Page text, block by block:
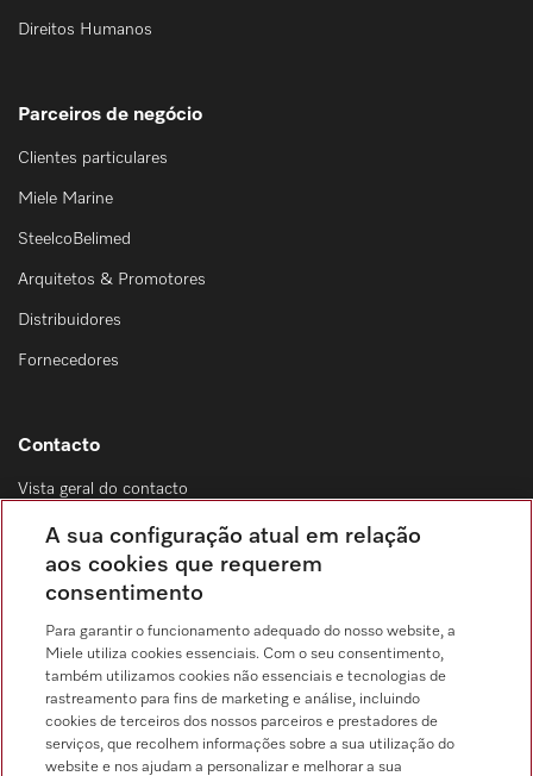
Direitos Humanos
Parceiros de negócio
Clientes particulares
Miele Marine
SteelcoBelimed
Arquitetos & Promotores
Distribuidores
Fornecedores
Contacto
Vista geral do contacto
Distribuição & Serviço de assistência técnica
Chamada para a rede fixa, de acordo com o seu tarifário, em Portugal e em
Pesquisa de distribuidores
A sua configuração atual em relação
aos cookies que requerem
consentimento
Para garantir o funcionamento adequado do nosso website, a
Miele utiliza cookies essenciais. Com o seu consentimento,
também utilizamos cookies não essenciais e tecnologias de
rastreamento para fins de marketing e análise, incluindo
cookies de terceiros dos nossos parceiros e prestadores de
serviços, que recolhem informações sobre a sua utilização do
website e nos ajudam a personalizar e melhorar a sua